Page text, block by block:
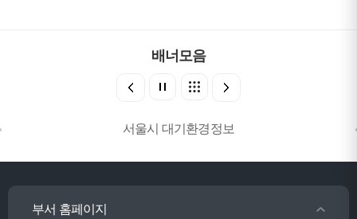
배너모음
서울시 대기환경정보
부서 홈페이지